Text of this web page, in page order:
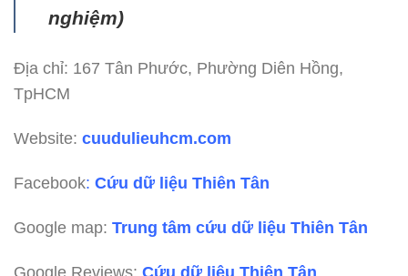
nghiệm)
Địa chỉ: 167 Tân Phước, Phường Diên Hồng,
TpHCM
Website: cuudulieuhcm.com
Facebook: Cứu dữ liệu Thiên Tân
Google map: Trung tâm cứu dữ liệu Thiên Tân
Google Reviews: Cứu dữ liệu Thiên Tân